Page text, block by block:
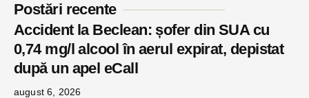
Postări recente
Accident la Beclean: șofer din SUA cu
0,74 mg/l alcool în aerul expirat, depistat
după un apel eCall
august 6, 2026